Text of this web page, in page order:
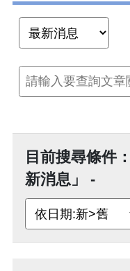
目前搜尋條件
新消息」 -